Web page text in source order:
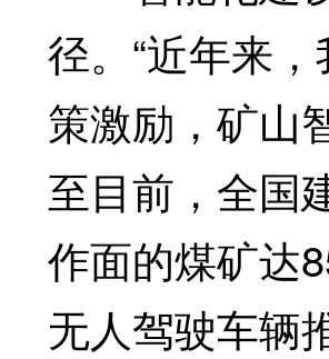
径。“近年来
策激励，矿山
至目前，全国
作面的煤矿达
无人驾驶车辆